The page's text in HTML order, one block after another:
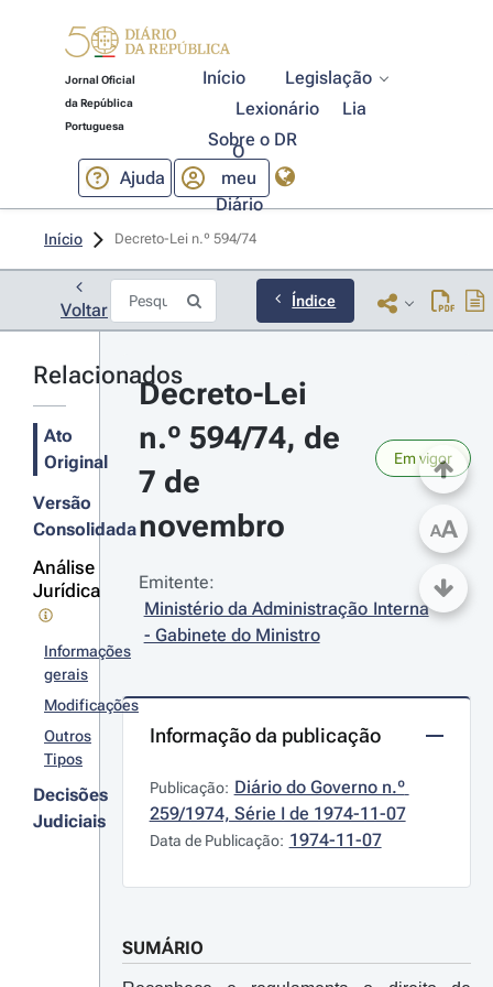
Jornal Oficial
da República
Portuguesa
Início
Legislação
Lexionário
Lia
Sobre o DR
Ajuda
O
meu
Diário
Início Decreto-Lei n.º 594/74
Voltar Índice
Relacionados
Ato
Original
Versão
Consolidada
Análise
Jurídica
Informações
gerais
Modificações
Outros
Tipos
Decisões
Judiciais
Decreto-Lei
n.º 594/74, de
7 de
novembro
Em vigor
Emitente:
Ministério da Administração Interna
- Gabinete do Ministro
Informação da publicação
Publicação: Diário do Governo n.º
259/1974, Série I de 1974-11-07
Data de Publicação: 1974-11-07
SUMÁRIO
AA